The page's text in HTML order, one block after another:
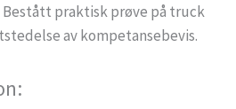
praktisk prøve på truck
av kompetansebevis.